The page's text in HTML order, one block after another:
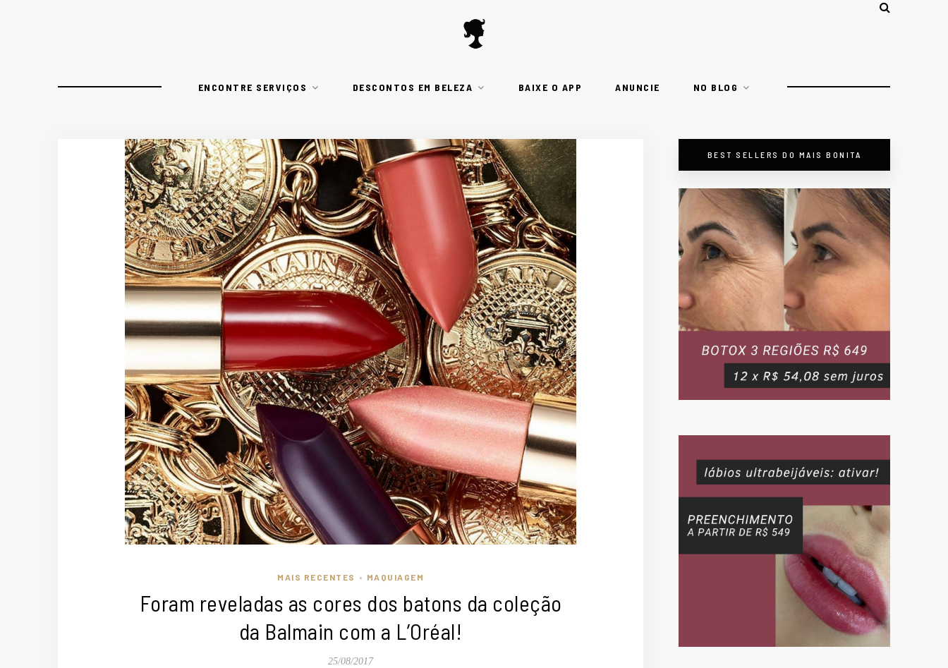
ENCONTRE SERVIÇOS DESCONTOS EM BELEZA BAIXE O APP ANUNCIE NO BLOG
MAIS RECENTES • MAQUIAGEM
Foram reveladas as cores dos batons da coleção
da Balmain com a L’Oréal!
25/08/2017
BEST SELLERS DO MAIS BONITA